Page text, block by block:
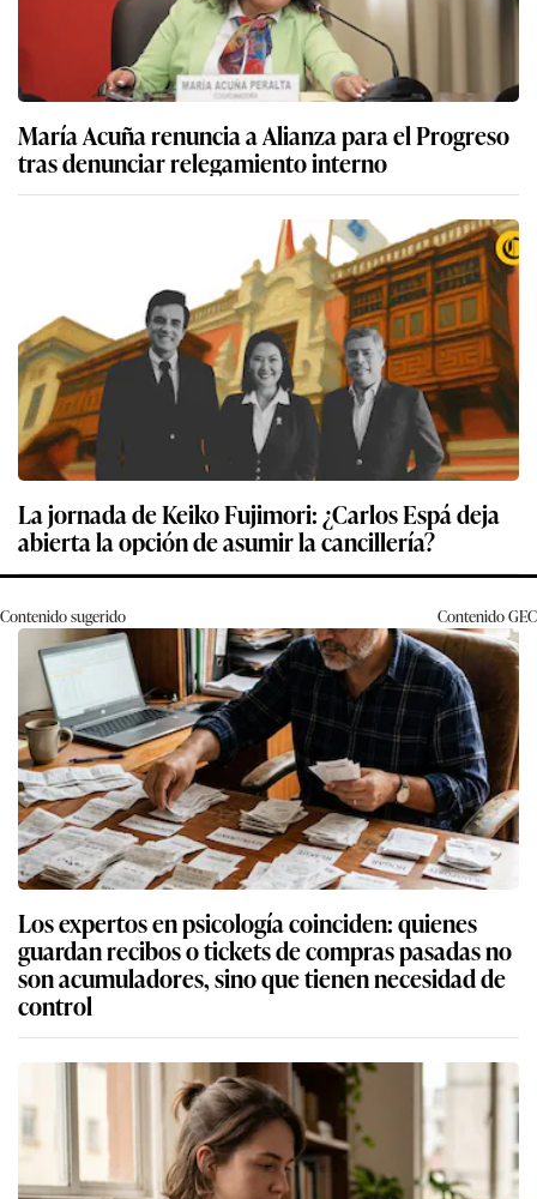
María Acuña renuncia a Alianza para el Progreso
tras denunciar relegamiento interno
La jornada de Keiko Fujimori: ¿Carlos Espá deja
abierta la opción de asumir la cancillería?
Contenido sugerido ContenidoGEC
Los expertos en psicología coinciden: quienes
guardan recibos o tickets de compras pasadas no
son acumuladores, sino que tienen necesidad de
control